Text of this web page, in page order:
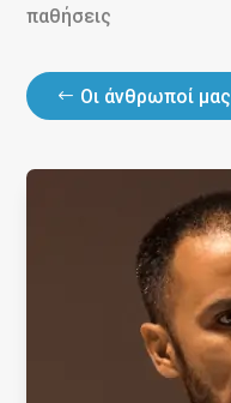
παθήσεις
Οι άνθρωποί μας